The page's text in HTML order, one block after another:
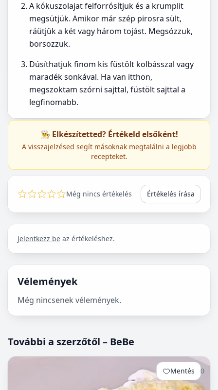
A kókuszolajat felforrósítjuk és a krumplit
megsütjük. Amikor már szép pirosra sült,
ráütjük a két vagy három tojást. Megsózzuk,
borsozzuk.
Dúsíthatjuk finom kis füstölt kolbásszal vagy
maradék sonkával. Ha van itthon,
megszoktam szórni sajttal, füstölt sajttal a
legfinomabb.
👨‍🍳 Elkészítetted? Értékeld elsőként!
A visszajelzésed segít másoknak megtalálni a legjobb
recepteket.
Még nincs értékelés Értékelés írása
Jelentkezz be az értékeléshez.
Vélemények
Még nincsenek vélemények.
További a szerzőtől – BeBe
Mentés 0